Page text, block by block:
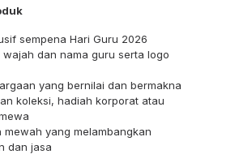
sempena Hari Guru 2026
wajah dan nama guru serta logo
yang bernilai dan bermakna
koleksi, hadiah korporat atau
mewah yang melambangkan
dan jasa